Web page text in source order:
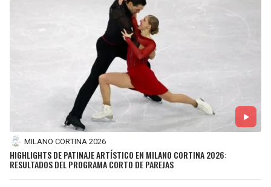
MILANO CORTINA 2026
HIGHLIGHTS DE PATINAJE ARTÍSTICO EN MILANO CORTINA 2026:
RESULTADOS DEL PROGRAMA CORTO DE PAREJAS